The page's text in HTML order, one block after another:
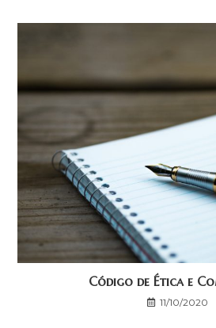
Código de Ética e
11/10/2020